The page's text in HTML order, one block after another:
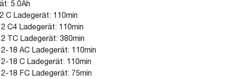
5.0Ah
C Ladegerät: 110min
C4 Ladegerät: 110min
TC Ladegerät: 380min
18 AC Ladegerät: 110min
18 C Ladegerät: 110min
18 FC Ladegerät: 75min